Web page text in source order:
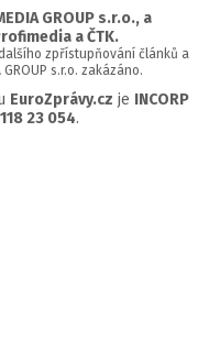
GROUP s.r.o., a
a ČTK.
zpřístupňování článků a
s.r.o. zakázáno.
EuroZprávy.cz je INCORP
118 23 054.